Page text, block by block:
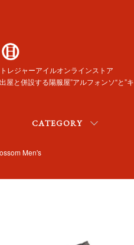
レジャーアイルオンラインストア
と併設する陽服屋”アルフォンソ“と”キ
CATEGORY
Men's